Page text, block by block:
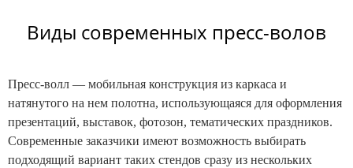
Виды современных пресс-волов
Пресс-волл — мобильная конструкция из каркаса и
натянутого на нем полотна, использующаяся для оформления
презентаций, выставок, фотозон, тематических праздников.
Современные заказчики имеют возможность выбирать
подходящий вариант таких стендов сразу из нескольких